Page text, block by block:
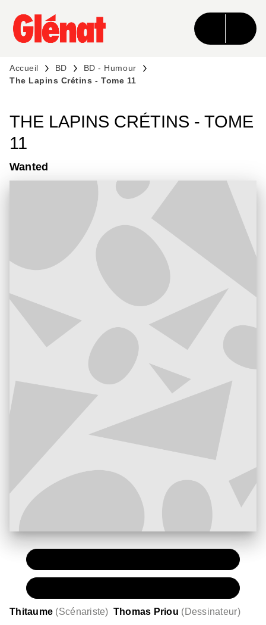
MENU RECHERCHE CONTENU
PIED DE PAGE
Accueil BD
BD - Humour
The Lapins Crétins - Tome 11
THE LAPINS CRÉTINS - TOME
11
Wanted
Thitaume (Scénariste) Thomas Priou (Dessinateur)